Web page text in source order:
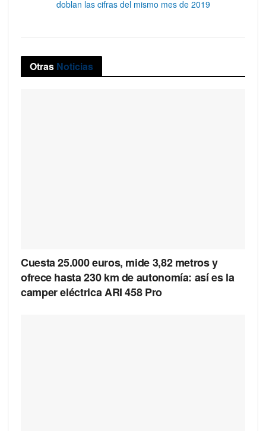
doblan las cifras del mismo mes de 2019
Otras Noticias
Cuesta 25.000 euros, mide 3,82 metros y
ofrece hasta 230 km de autonomía: así es la
camper eléctrica ARI 458 Pro